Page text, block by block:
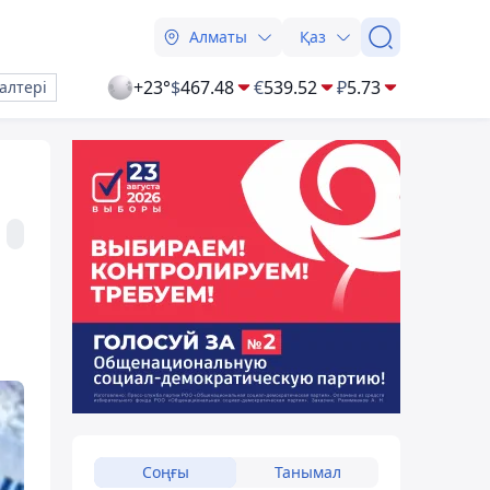
Алматы Қаз
+23°$467.48 €539.52 ₽5.73
Соңғы Танымал